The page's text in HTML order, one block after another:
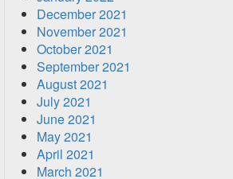
December 2021
November 2021
October 2021
September 2021
August 2021
July 2021
June 2021
May 2021
April 2021
March 2021